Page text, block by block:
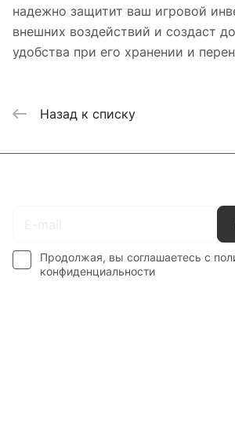
надежно защитит ваш игровой
внешних воздействий и создаст
удобства при его хранении и
Назад к списку
Продолжая, вы соглашаетесь с
конфиденциальности